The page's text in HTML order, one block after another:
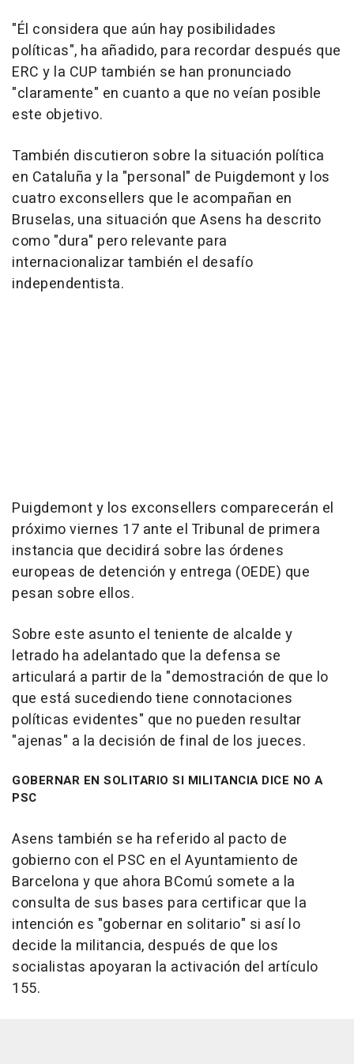
"Él considera que aún hay posibilidades
políticas", ha añadido, para recordar después que
ERC y la CUP también se han pronunciado
"claramente" en cuanto a que no veían posible
este objetivo.
También discutieron sobre la situación política
en Cataluña y la "personal" de Puigdemont y los
cuatro exconsellers que le acompañan en
Bruselas, una situación que Asens ha descrito
como "dura" pero relevante para
internacionalizar también el desafío
independentista.
Puigdemont y los exconsellers comparecerán el
próximo viernes 17 ante el Tribunal de primera
instancia que decidirá sobre las órdenes
europeas de detención y entrega (OEDE) que
pesan sobre ellos.
Sobre este asunto el teniente de alcalde y
letrado ha adelantado que la defensa se
articulará a partir de la "demostración de que lo
que está sucediendo tiene connotaciones
políticas evidentes" que no pueden resultar
"ajenas" a la decisión de final de los jueces.
GOBERNAR EN SOLITARIO SI MILITANCIA DICE NO A
PSC
Asens también se ha referido al pacto de
gobierno con el PSC en el Ayuntamiento de
Barcelona y que ahora BComú somete a la
consulta de sus bases para certificar que la
intención es "gobernar en solitario" si así lo
decide la militancia, después de que los
socialistas apoyaran la activación del artículo
155.